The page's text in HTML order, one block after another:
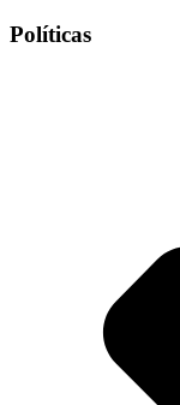
Políticas